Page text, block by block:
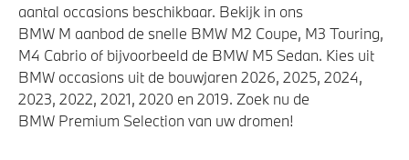
aantal occasions beschikbaar. Bekijk in ons
BMW M aanbod de snelle BMW M2 Coupe, M3 Touring,
M4 Cabrio of bijvoorbeeld de BMW M5 Sedan. Kies uit
BMW occasions uit de bouwjaren 2026, 2025, 2024,
2023, 2022, 2021, 2020 en 2019. Zoek nu de
BMW Premium Selection van uw dromen!